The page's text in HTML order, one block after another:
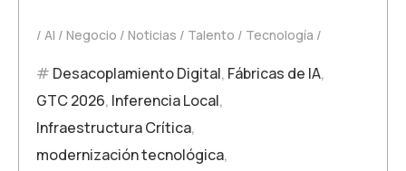
AI Negocio Noticias Talento Tecnología
Desacoplamiento Digital, Fábricas de IA,
GTC 2026, Inferencia Local,
Infraestructura Crítica,
modernización tecnológica,